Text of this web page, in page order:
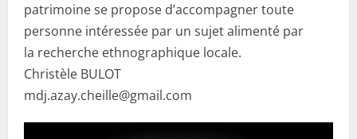
patrimoine se propose d’accompagner toute
personne intéressée par un sujet alimenté par
la recherche ethnographique locale.
Christèle BULOT
mdj.azay.cheille@gmail.com